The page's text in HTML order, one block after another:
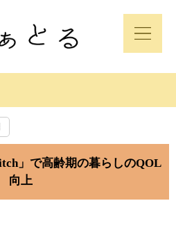
」で高齢期の暮らしのQOL
向上